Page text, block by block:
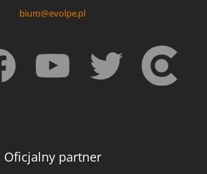
biuro@evolpe.pl
Oficjalny partner